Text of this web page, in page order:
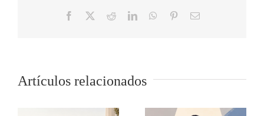
Facebook RedditLinkedInWhatsApp
PinterestCorreo
Artículos relacionados
Cómo